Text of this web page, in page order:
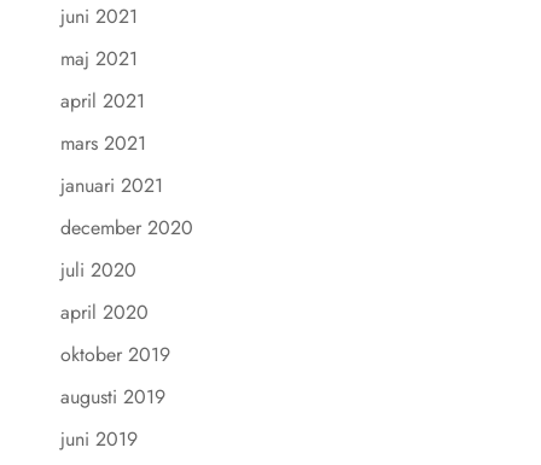
juni 2021
maj 2021
april 2021
mars 2021
januari 2021
december 2020
juli 2020
april 2020
oktober 2019
augusti 2019
juni 2019